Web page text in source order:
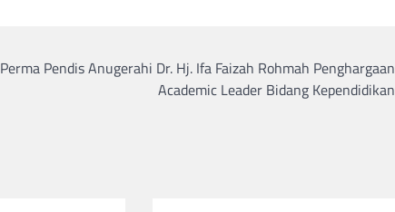
Perma Pendis Anugerahi Dr. Hj. Ifa Faizah Rohmah Penghargaan
Academic Leader Bidang Kependidikan